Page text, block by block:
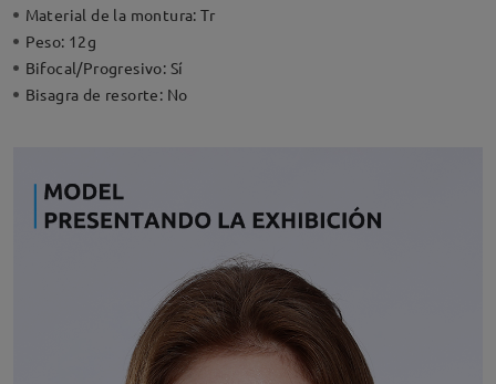
Material de la montura:Tr
Peso: 12g
Bifocal/Progresivo: Sí
Bisagra de resorte: No